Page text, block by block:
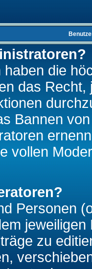
die
das
Bannen
vollen
Personen
zu